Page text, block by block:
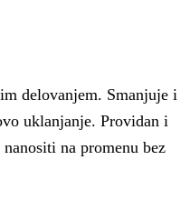
delovanjem. Smanjuje i
uklanjanje. Providan i
na promenu bez